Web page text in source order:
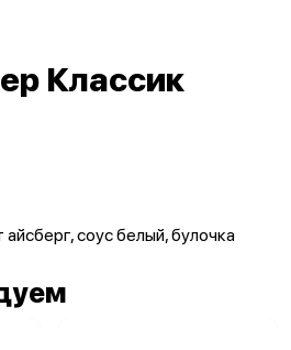
Классик
айсберг, соус белый, булочка